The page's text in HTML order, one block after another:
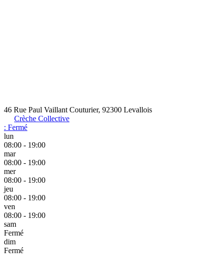
46 Rue Paul Vaillant Couturier, 92300 Levallois
Crèche Collective
: Fermé
lun
08:00 - 19:00
mar
08:00 - 19:00
mer
08:00 - 19:00
jeu
08:00 - 19:00
ven
08:00 - 19:00
sam
Fermé
dim
Fermé